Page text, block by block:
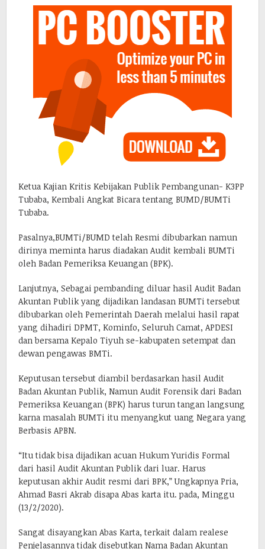
Ketua Kajian Kritis Kebijakan Publik Pembangunan- K3PP
Tubaba, Kembali Angkat Bicara tentang BUMD/BUMTi
Tubaba.
Pasalnya,BUMTi/BUMD telah Resmi dibubarkan namun
dirinya meminta harus diadakan Audit kembali BUMTi
oleh Badan Pemeriksa Keuangan (BPK).
Lanjutnya, Sebagai pembanding diluar hasil Audit Badan
Akuntan Publik yang dijadikan landasan BUMTi tersebut
dibubarkan oleh Pemerintah Daerah melalui hasil rapat
yang dihadiri DPMT, Kominfo, Seluruh Camat, APDESI
dan bersama Kepalo Tiyuh se-kabupaten setempat dan
dewan pengawas BMTi.
Keputusan tersebut diambil berdasarkan hasil Audit
Badan Akuntan Publik, Namun Audit Forensik dari Badan
Pemeriksa Keuangan (BPK) harus turun tangan langsung
karna masalah BUMTi itu menyangkut uang Negara yang
Berbasis APBN.
“Itu tidak bisa dijadikan acuan Hukum Yuridis Formal
dari hasil Audit Akuntan Publik dari luar. Harus
keputusan akhir Audit resmi dari BPK,” Ungkapnya Pria,
Ahmad Basri Akrab disapa Abas karta itu. pada, Minggu
(13/2/2020).
Sangat disayangkan Abas Karta, terkait dalam realese
Penjelasannya tidak disebutkan Nama Badan Akuntan